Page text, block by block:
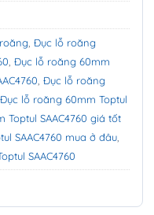
, Đục lỗ roăng
, Đục lỗ roăng 60mm
, Đục lỗ roăng
Đục lỗ roăng 60mm Toptul
SAAC4760 giá tốt
SAAC4760 mua ở đâu,
SAAC4760